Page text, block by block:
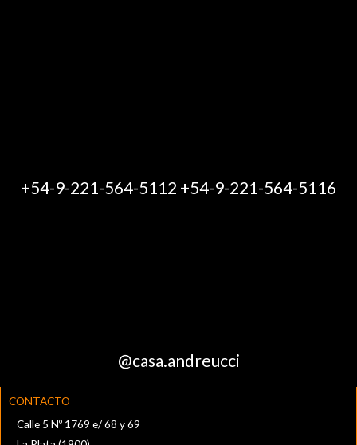
+54-9-221-564-5112 +54-9-221-564-5116
@casa.andreucci
CONTACTO
Calle 5 Nº 1769 e/ 68 y 69